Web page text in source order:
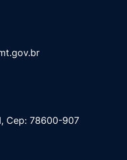
Cep: 78600-907